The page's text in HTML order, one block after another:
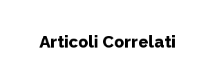
Articoli Correlati